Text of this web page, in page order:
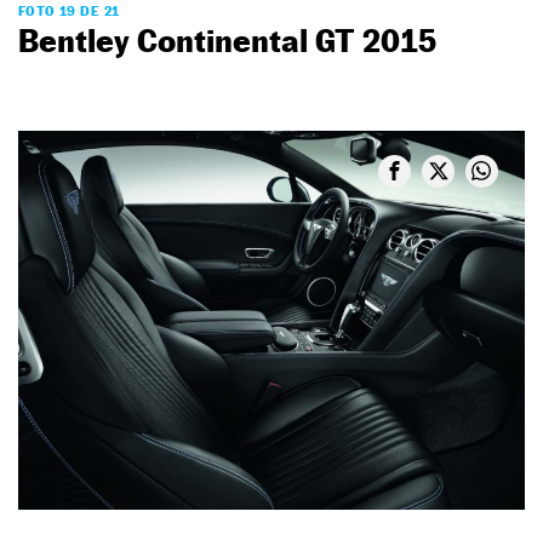
FOTO 19 DE 21
Bentley Continental GT 2015